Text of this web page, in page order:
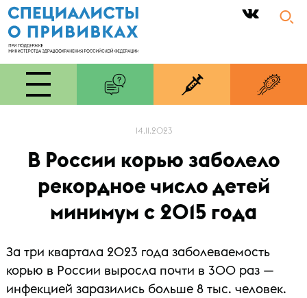
|
14.11.2023
В России корью заболело
рекордное число детей
минимум с 2015 года
За три квартала 2023 года заболеваемость
корью в России выросла почти в 300 раз —
инфекцией заразились больше 8 тыс. человек.